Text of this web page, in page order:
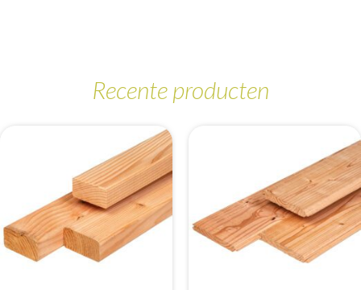
Recente producten